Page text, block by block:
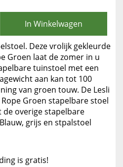
In Winkelwagen
Deze vrolijk gekleurde
Groen laat de zomer in u
tuinstoel met een
aan kan tot 100
van groen touw. De Lesli
Groen stapelbare stoel
overige stapelbare
grijs en stpalstoel
is gratis!